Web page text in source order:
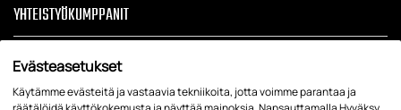
YHTEISTYÖKUMPPANIT
TOIMITUSEHDOT
TIETOSUOJASELOSTE JA REKISTERISELOSTE
Evästeasetukset
Käytämme evästeitä ja vastaavia tekniikoita, jotta voimme parantaa ja